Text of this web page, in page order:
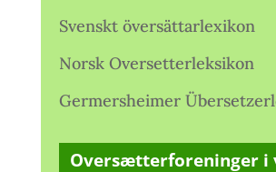
Svenskt översättarlexikon
Norsk Oversetterleksikon
Germersheimer
Oversætterforeninger i